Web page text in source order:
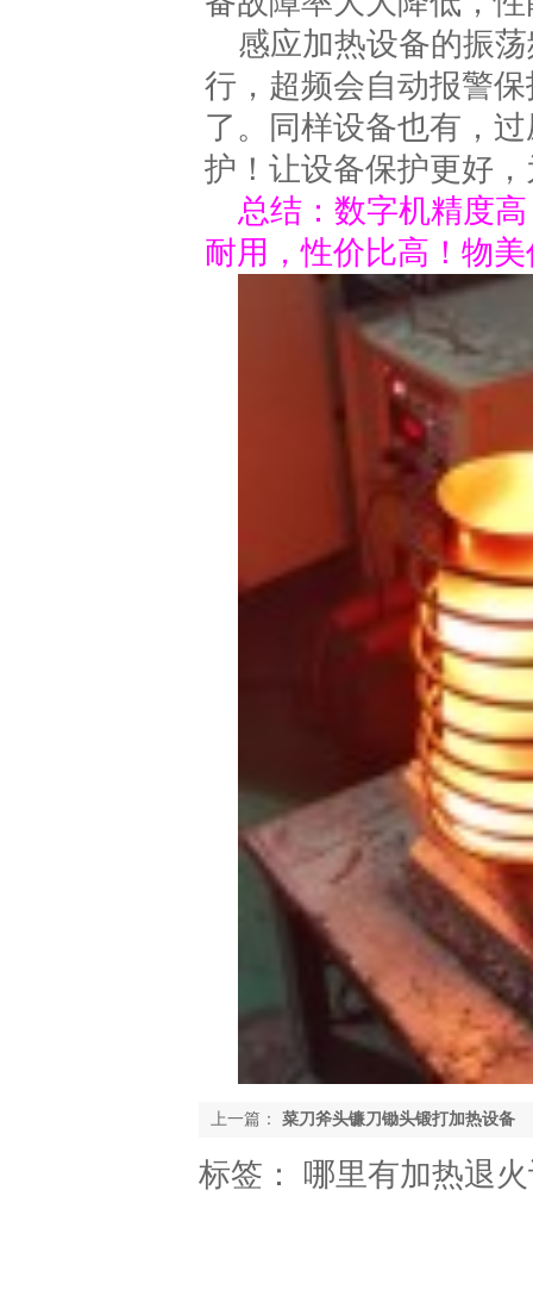
感应加热设备的振
行，超频会自动报警
了。同样设备也有，
护！让设备保护更好
总结：数字机精度
耐用，性价比高！物
上一篇： 菜刀斧头镰刀锄头锻打加热设备
标签： 哪里有加热退